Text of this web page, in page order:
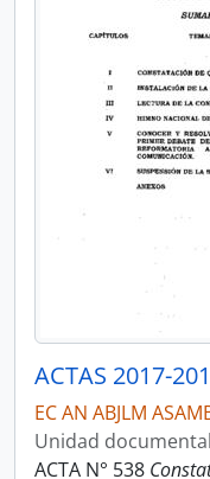
ACTAS 2017-
EC AN ABJLM
Unidad
ACTA N° 538